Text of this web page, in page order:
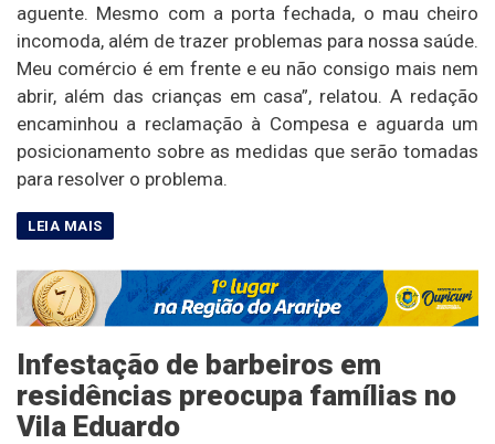
aguente. Mesmo com a porta fechada, o mau cheiro
incomoda, além de trazer problemas para nossa saúde.
Meu comércio é em frente e eu não consigo mais nem
abrir, além das crianças em casa”, relatou. A redação
encaminhou a reclamação à Compesa e aguarda um
posicionamento sobre as medidas que serão tomadas
para resolver o problema.
Infestação de barbeiros em
residências preocupa famílias no
Vila Eduardo